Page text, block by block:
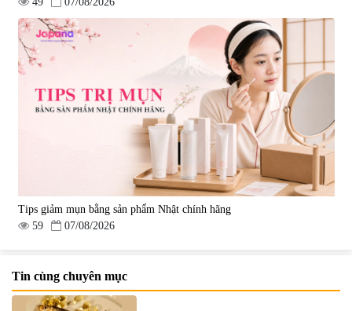
Tips giảm mụn bằng sản phẩm Nhật chính hãng
59
07/08/2026
Tin cùng chuyên mục